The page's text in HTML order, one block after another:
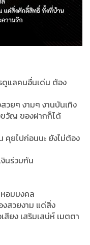
ดูแลคนอื่นเด่น ต้อง
วยๆ งามๆ งานบันเทิง
ขวัญ ของฝากก็ได้
คุยไปก่อนนะ ยังไม่ต้อง
นร่วมกัน
อมมงคล
สวยงาม แด่สิ่ง
ยง เสริมเสน่ห์ เมตตา